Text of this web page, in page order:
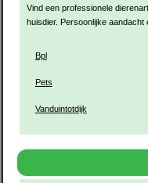
Vind een professionele
huisdier. Persoonlijke aandacht
Bpl
Pets
Vanduintotdijk